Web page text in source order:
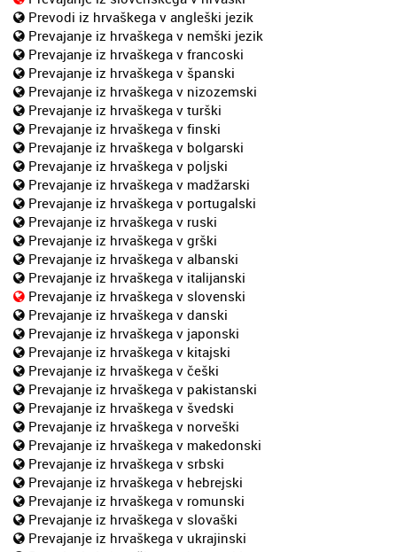
Prevodi iz hrvaškega v angleški jezik
Prevajanje iz hrvaškega v nemški jezik
Prevajanje iz hrvaškega v francoski
Prevajanje iz hrvaškega v španski
Prevajanje iz hrvaškega v nizozemski
Prevajanje iz hrvaškega v turški
Prevajanje iz hrvaškega v finski
Prevajanje iz hrvaškega v bolgarski
Prevajanje iz hrvaškega v poljski
Prevajanje iz hrvaškega v madžarski
Prevajanje iz hrvaškega v portugalski
Prevajanje iz hrvaškega v ruski
Prevajanje iz hrvaškega v grški
Prevajanje iz hrvaškega v albanski
Prevajanje iz hrvaškega v italijanski
Prevajanje iz hrvaškega v slovenski
Prevajanje iz hrvaškega v danski
Prevajanje iz hrvaškega v japonski
Prevajanje iz hrvaškega v kitajski
Prevajanje iz hrvaškega v češki
Prevajanje iz hrvaškega v pakistanski
Prevajanje iz hrvaškega v švedski
Prevajanje iz hrvaškega v norveški
Prevajanje iz hrvaškega v makedonski
Prevajanje iz hrvaškega v srbski
Prevajanje iz hrvaškega v hebrejski
Prevajanje iz hrvaškega v romunski
Prevajanje iz hrvaškega v slovaški
Prevajanje iz hrvaškega v ukrajinski